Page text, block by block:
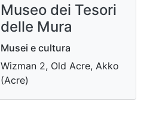
Museo dei Tesori
delle Mura
Musei e cultura
Wizman 2, Old Acre, Akko
(Acre)